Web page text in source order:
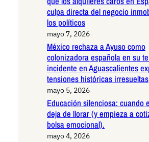
culpa directa del negocio
los políticos
mayo 7, 2026
México rechaza a Ayuso como
colonizadora española en su
incidente en Aguascalientes
tensiones históricas irresueltas
mayo 5, 2026
Educación silenciosa: cuando
deja de llorar (y empieza a
bolsa emocional).
mayo 4, 2026